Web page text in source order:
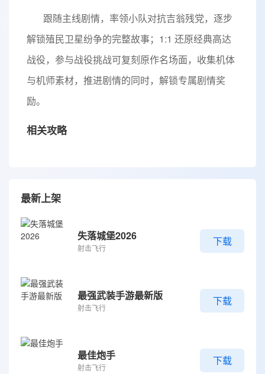
跟随主线剧情，率领小队对抗吉翁残党，逐步
解锁殖民卫星纷争的完整故事；1:1 还原经典高达
战役，参与战役挑战可复刻原作名场面，收集机体
与机师素材，推进剧情的同时，解锁专属剧情奖
励。
相关攻略
最新上架
失落城堡2026
射击飞行
下载
最强武装手游最新版
射击飞行
下载
最佳炮手
射击飞行
下载